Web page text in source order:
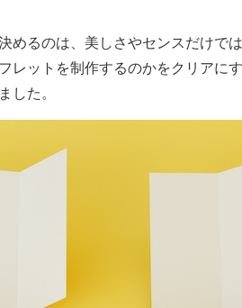
めるのは、美しさやセンスだけで
レットを制作するのかをクリアに
した。